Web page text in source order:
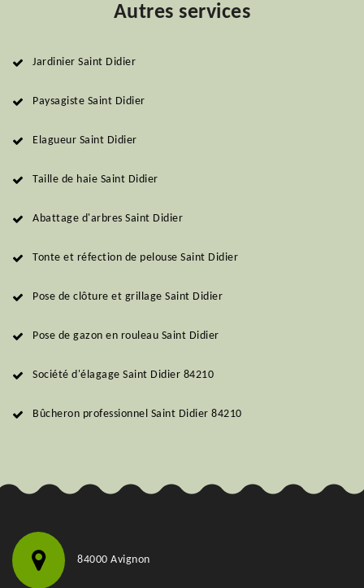
Autres services
Jardinier Saint Didier
Paysagiste Saint Didier
Elagueur Saint Didier
Taille de haie Saint Didier
Abattage d'arbres Saint Didier
Tonte et réfection de pelouse Saint Didier
Pose de clôture et grillage Saint Didier
Pose de gazon en rouleau Saint Didier
Société d'élagage Saint Didier 84210
Bûcheron professionnel Saint Didier 84210
84000 Avignon